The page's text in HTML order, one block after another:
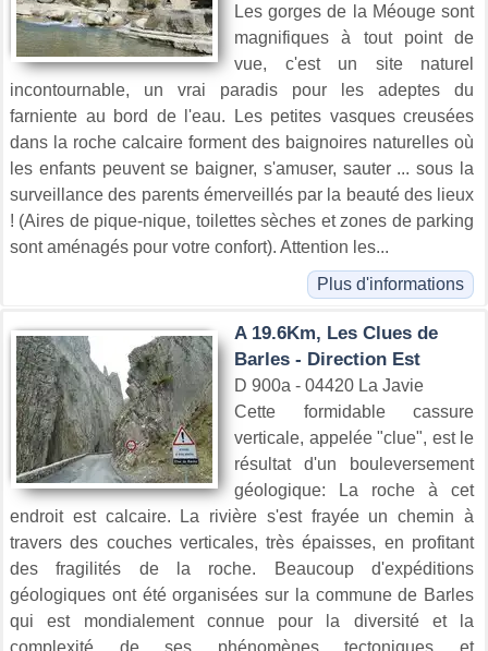
Les gorges de la Méouge sont
magnifiques à tout point de
vue, c'est un site naturel
incontournable, un vrai paradis pour les adeptes du
farniente au bord de l'eau. Les petites vasques creusées
dans la roche calcaire forment des baignoires naturelles où
les enfants peuvent se baigner, s'amuser, sauter ... sous la
surveillance des parents émerveillés par la beauté des lieux
! (Aires de pique-nique, toilettes sèches et zones de parking
sont aménagés pour votre confort). Attention les...
Plus d'informations
A 19.6Km, Les Clues de
Barles - Direction Est
D 900a - 04420 La Javie
Cette formidable cassure
verticale, appelée "clue", est le
résultat d'un bouleversement
géologique: La roche à cet
endroit est calcaire. La rivière s'est frayée un chemin à
travers des couches verticales, très épaisses, en profitant
des fragilités de la roche. Beaucoup d'expéditions
géologiques ont été organisées sur la commune de Barles
qui est mondialement connue pour la diversité et la
complexité de ses phénomènes tectoniques et